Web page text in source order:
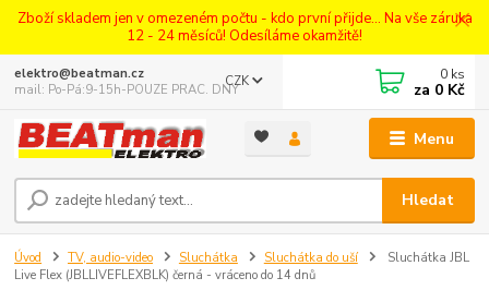
Zboží skladem jen v omezeném počtu - kdo první přijde... Na vše záruka
12 - 24 měsíců! Odesíláme okamžitě!
Menu
CZK
Hledat
elektro@beatman.cz
mail: Po-Pá:9-15h-POUZE PRAC. DNY
0 ks
za 0 Kč
Úvod TV, audio-video Sluchátka Sluchátka do uší
Sluchátka JBL
Live Flex (JBLLIVEFLEXBLK) černá - vráceno do 14 dnů